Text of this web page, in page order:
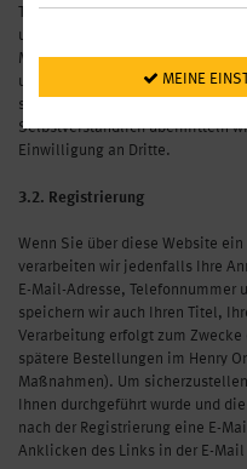
MEINE
Telefonnummer) und den Inhalt
und für den Fall von
Maßnahmen bzw. berechtigte
unsere Konzerngesellschaften
sofern dies anhand Ihrer Anfrage
Selbstverständlich übermitteln
Einwilligung an Dritte.
3.2. Registrierung
Wenn Sie über diese Website
verarbeiten wir jedenfalls Ihre
E-Mail-Adresse, Telefonnummer
speichern wir auch Ihren Titel,
Verarbeitung erfolgt zum
spätere Bestellungen im Henry
Maßnahmen). Um
Ihnen durchgeführt wurde und
nach der Registrierung eine E-
Anklicken des Links in der E-